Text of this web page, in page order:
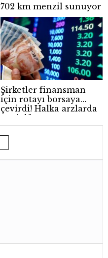
702 km menzil sunuyor
Şirketler finansman
için rotayı borsaya
çevirdi! Halka arzlarda
yeni dönem